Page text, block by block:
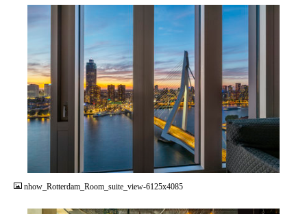
nhow_Rotterdam_Room_suite_view-6125x4085